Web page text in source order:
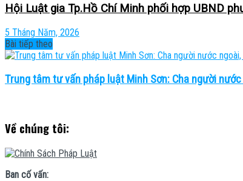
Hội Luật gia Tp.Hồ Chí Minh phối hợp UBND
5 Tháng Năm, 2026
Bài tiếp theo
Trung tâm tư vấn pháp luật Minh Sơn: Cha người
Về chúng tôi:
Ban cố vấn: